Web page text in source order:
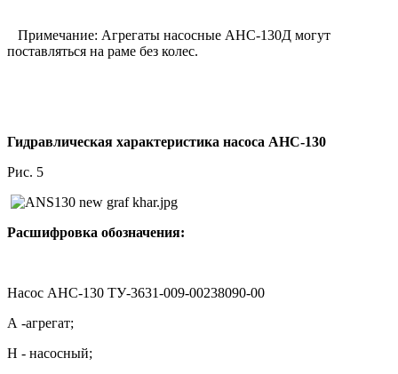
Примечание: Агрегаты насосные АНC-130Д могут
поставляться на раме без колес.
Гидравлическая характеристика насоса АНС-130
Рис. 5
Расшифровка обозначения:
Насос АНС-130 ТУ-3631-009-00238090-00
А -агрегат;
Н - насосный;